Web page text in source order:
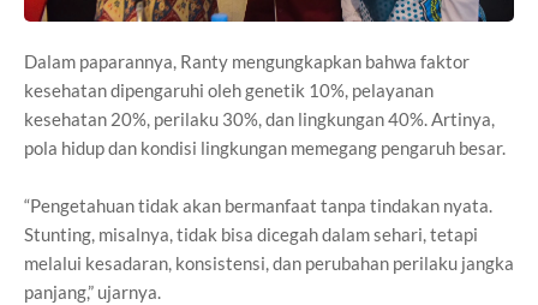
Dalam paparannya, Ranty mengungkapkan bahwa faktor
kesehatan dipengaruhi oleh genetik 10%, pelayanan
kesehatan 20%, perilaku 30%, dan lingkungan 40%. Artinya,
pola hidup dan kondisi lingkungan memegang pengaruh besar.
“Pengetahuan tidak akan bermanfaat tanpa tindakan nyata.
Stunting, misalnya, tidak bisa dicegah dalam sehari, tetapi
melalui kesadaran, konsistensi, dan perubahan perilaku jangka
panjang,” ujarnya.